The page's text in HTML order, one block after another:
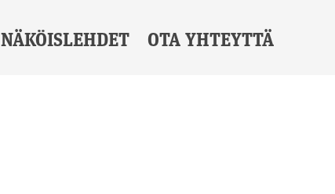
NÄKÖISLEHDET OTA YHTEYTTÄ